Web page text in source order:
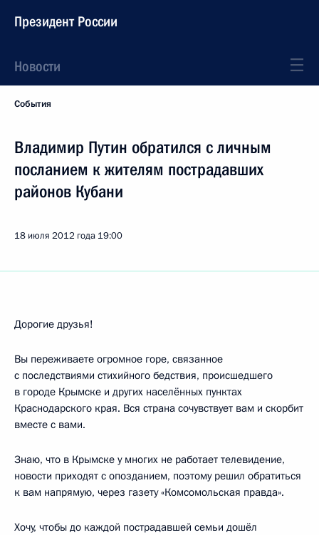
Президент России
Новости
События
Владимир Путин обратился с личным
посланием к жителям пострадавших
районов Кубани
18 июля 2012 года 19:00
Дорогие друзья!
Вы переживаете огромное горе, связанное
с последствиями стихийного бедствия, происшедшего
в городе Крымске и других населённых пунктах
Краснодарского края. Вся страна сочувствует вам и скорбит
вместе с вами.
Знаю, что в Крымске у многих не работает телевидение,
новости приходят с опозданием, поэтому решил обратиться
к вам напрямую, через газету «Комсомольская правда».
Хочу, чтобы до каждой пострадавшей семьи дошёл